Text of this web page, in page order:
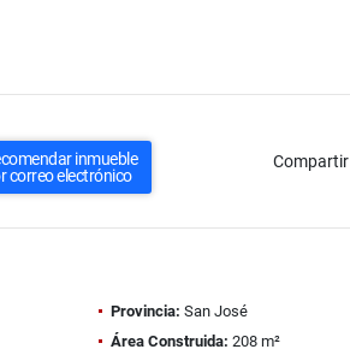
inmueble
correo electrónico
Compartir
Provincia: San José
Área Construida: 208 m²